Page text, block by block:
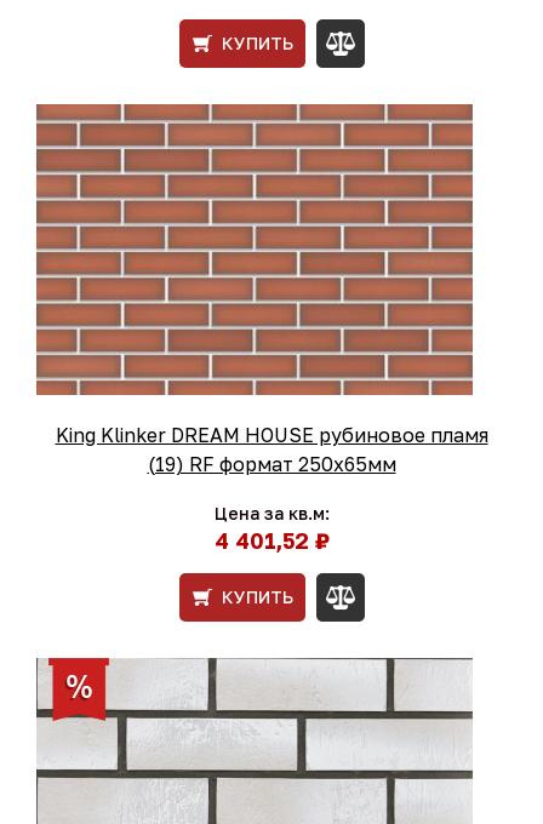
КУПИТЬ
King Klinker DREAM HOUSE рубиновое пламя
(19) RF формат 250x65мм
Цена за кв.м:
4 401,52 ₽
КУПИТЬ